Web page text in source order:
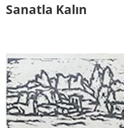
Sanatla Kalın